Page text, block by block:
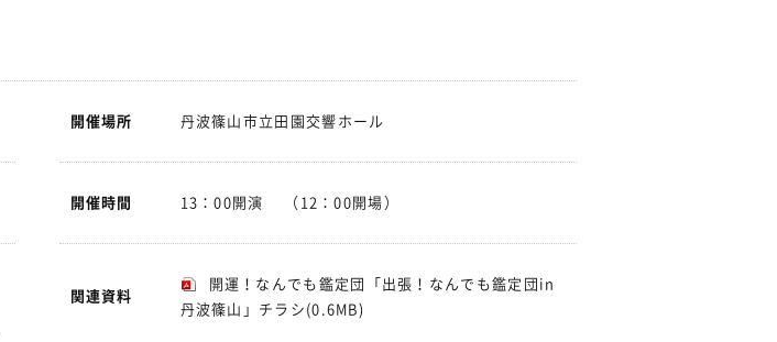
開催場所 丹波篠山市立田園交響ホール
開催時間 13：00開演 （12：00開場）
関連資料
開運！なんでも鑑定団「出張！なんでも鑑定団in
丹波篠山」チラシ (0.6MB)